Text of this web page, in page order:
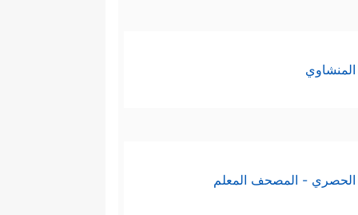
الحصري - المصحف المعلم